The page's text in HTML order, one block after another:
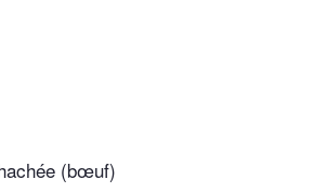
(bœuf)